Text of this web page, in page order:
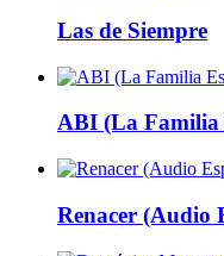
Las de Siempre
ABI (La Familia
Renacer (Audio